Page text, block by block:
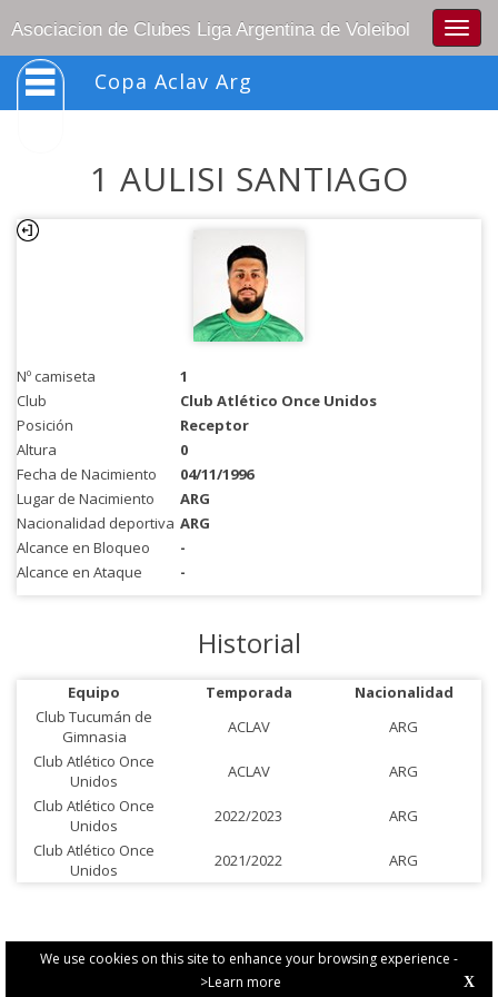
We use cookies on this site to enhance your browsing experience -
>Learn more
X
Asociacion de Clubes Liga Argentina de Voleibol
Copa Aclav Arg
1 AULISI SANTIAGO
Nº camiseta
1
Club
Club Atlético Once Unidos
Posición
Receptor
Altura
0
Fecha de Nacimiento
04/11/1996
Lugar de Nacimiento
ARG
Nacionalidad deportiva ARG
Alcance en Bloqueo
-
Alcance en Ataque
-
Historial
Equipo Temporada
Nacionalidad
Club Tucumán de
Gimnasia
ACLAV
ARG
Club Atlético Once
Unidos
ACLAV
ARG
Club Atlético Once
Unidos
2022/2023
ARG
Club Atlético Once
Unidos
2021/2022 ARG